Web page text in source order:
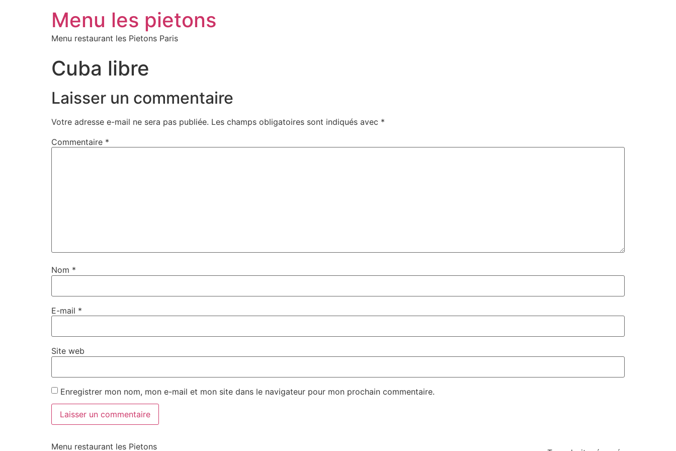
Menu les pietons
Menu restaurant les Pietons Paris
Cuba libre
Laisser un commentaire
Votre adresse e-mail ne sera pas publiée. Les champs obligatoires sont indiqués avec *
Commentaire *
Nom *
E-mail *
Site web
Enregistrer mon nom, mon e-mail et mon site dans le navigateur pour mon prochain commentaire.
Menu restaurant les Pietons